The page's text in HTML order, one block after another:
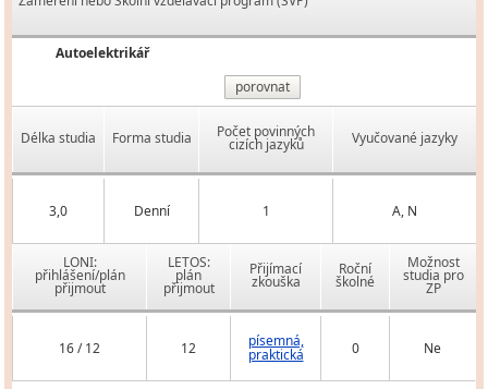
Autoelektrikář
porovnat
Délka studia Forma studia Počet povinných
cizích jazyků Vyučované jazyky
3,0 Denní 1 A, N
LONI:
přihlášení/plán
přijmout
LETOS:
plán
přijmout
Přijímací
zkouška
Roční
školné
Možnost
studia pro
ZP
16 / 12 12 písemná,
praktická 0 Ne